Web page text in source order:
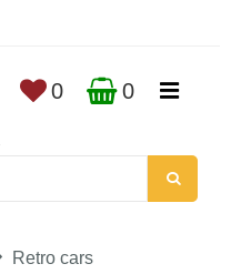
0 0
Retro cars